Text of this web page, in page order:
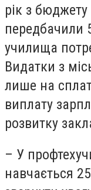
рік з
передбачили
училища
Видатки з
лише на
виплату
розвитку
– У
навчається